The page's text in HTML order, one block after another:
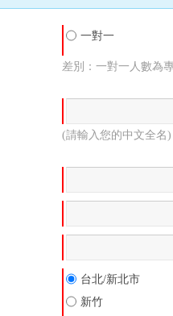
一對一
差別：一對一人數為
(請輸入您的中文全名)
台北/新北市
新竹